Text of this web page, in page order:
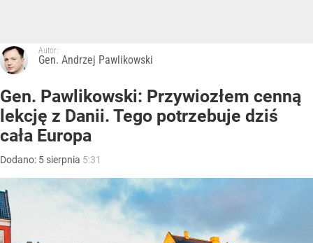
Autor:
Gen. Andrzej Pawlikowski
Gen. Pawlikowski: Przywiozłem cenną
lekcję z Danii. Tego potrzebuje dziś
cała Europa
Dodano: 5 sierpnia 5:31